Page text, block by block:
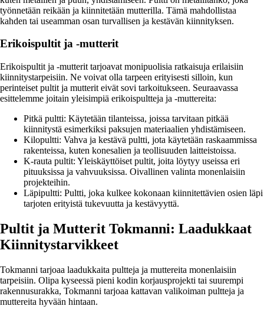
työnnetään reikään ja kiinnitetään mutterilla. Tämä mahdollistaa
kahden tai useamman osan turvallisen ja kestävän kiinnityksen.
Erikoispultit ja -mutterit
Erikoispultit ja -mutterit tarjoavat monipuolisia ratkaisuja erilaisiin
kiinnitystarpeisiin. Ne voivat olla tarpeen erityisesti silloin, kun
perinteiset pultit ja mutterit eivät sovi tarkoitukseen. Seuraavassa
esittelemme joitain yleisimpiä erikoispultteja ja -muttereita:
Pitkä pultti: Käytetään tilanteissa, joissa tarvitaan pitkää
kiinnitystä esimerkiksi paksujen materiaalien yhdistämiseen.
Kilopultti: Vahva ja kestävä pultti, jota käytetään raskaammissa
rakenteissa, kuten konesalien ja teollisuuden laitteistoissa.
K-rauta pultit: Yleiskäyttöiset pultit, joita löytyy useissa eri
pituuksissa ja vahvuuksissa. Oivallinen valinta monenlaisiin
projekteihin.
Läpipultti: Pultti, joka kulkee kokonaan kiinnitettävien osien läpi
tarjoten erityistä tukevuutta ja kestävyyttä.
Pultit ja Mutterit Tokmanni: Laadukkaat
Kiinnitystarvikkeet
Tokmanni tarjoaa laadukkaita pultteja ja muttereita monenlaisiin
tarpeisiin. Olipa kyseessä pieni kodin korjausprojekti tai suurempi
rakennusurakka, Tokmanni tarjoaa kattavan valikoiman pultteja ja
muttereita hyvään hintaan.